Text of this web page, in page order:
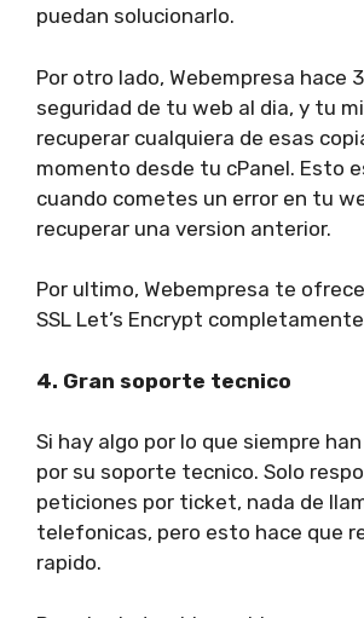
puedan solucionarlo.
Por otro lado, Webempresa hace
seguridad de tu web al dia, y tu
recuperar cualquiera de esas
momento desde tu cPanel. Esto
cuando cometes un error en tu
recuperar una version anterior.
Por ultimo, Webempresa te
SSL Let’s Encrypt
4. Gran soporte tecnico
Si hay algo por lo que siempre
por su soporte tecnico. Solo
peticiones por ticket, nada de
telefonicas, pero esto hace que
rapido.